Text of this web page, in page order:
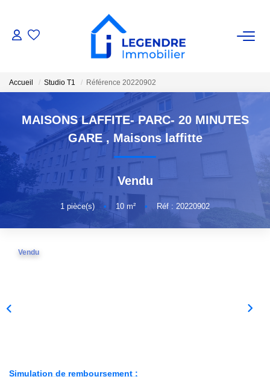
VENTE
Nos Biens Vendus
ESTIMATION
NOS AGENCES
Accueil Studio T1 Référence 20220902
MAISONS LAFFITE- PARC- 20 MINUTES
GARE , Maisons laffitte
Vendu
1 pièce(s) • 10 m² • Réf : 20220902
Vendu
Simulation de remboursement :